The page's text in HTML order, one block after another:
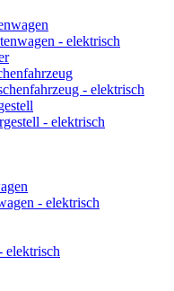
- elektrisch
- elektrisch
- elektrisch
- elektrisch
elektrisch